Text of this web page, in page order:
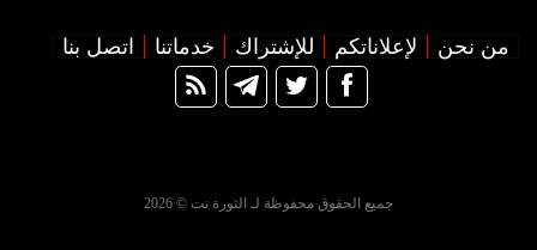
من نحن لإعلاناتكم للإشتراك خدماتنا اتصل بنا
جميع الحقوق محفوظة لـ الثورة نت © 2026